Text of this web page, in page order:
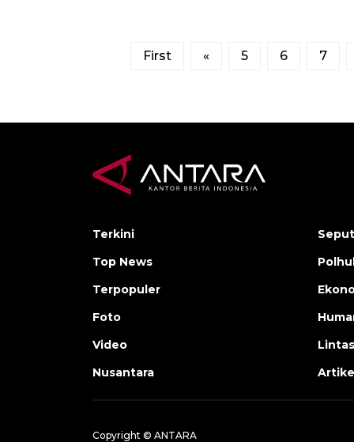
First « 5 6 7
Terkini
Top News
Terpopuler
Foto
Video
Nusantara
Copyright © ANTARA